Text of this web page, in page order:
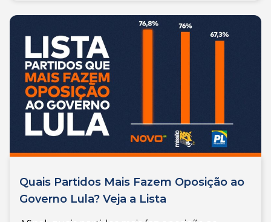
Quais Partidos Mais Fazem Oposição ao
Governo Lula? Veja a Lista